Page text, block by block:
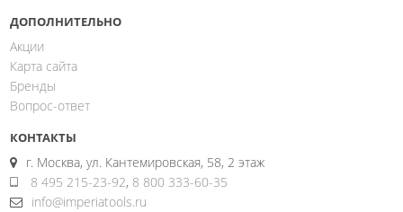
ДОПОЛНИТЕЛЬНО
Акции
Карта сайта
Бренды
Вопрос-ответ
КОНТАКТЫ
г. Москва, ул. Кантемировская, 58, 2 этаж
8 495 215-23-92, 8 800 333-60-35
info@imperiatools.ru